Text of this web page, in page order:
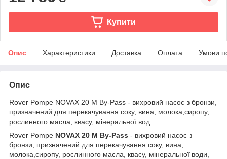
Купити
Опис Характеристики Доставка Оплата Умови
Опис
Rover Pompe NOVAX 20 M By-Pass - вихровий насос з бронзи,
призначений для перекачування соку, вина, молока,сиропу,
рослинного масла, квасу, мінеральної вод
Rover Pompe NOVAX 20 M By-Pass - вихровий насос з
бронзи, призначений для перекачування соку, вина,
молока,сиропу, рослинного масла, квасу, мінеральної води,